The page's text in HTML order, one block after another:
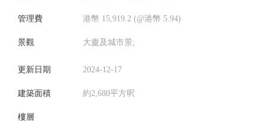
管理費 港幣 15,919.2 (@港幣 5.94)
景觀 大廈及城市景;
更新日期 2024-12-17
建築面積 約2,680平方呎
樓層